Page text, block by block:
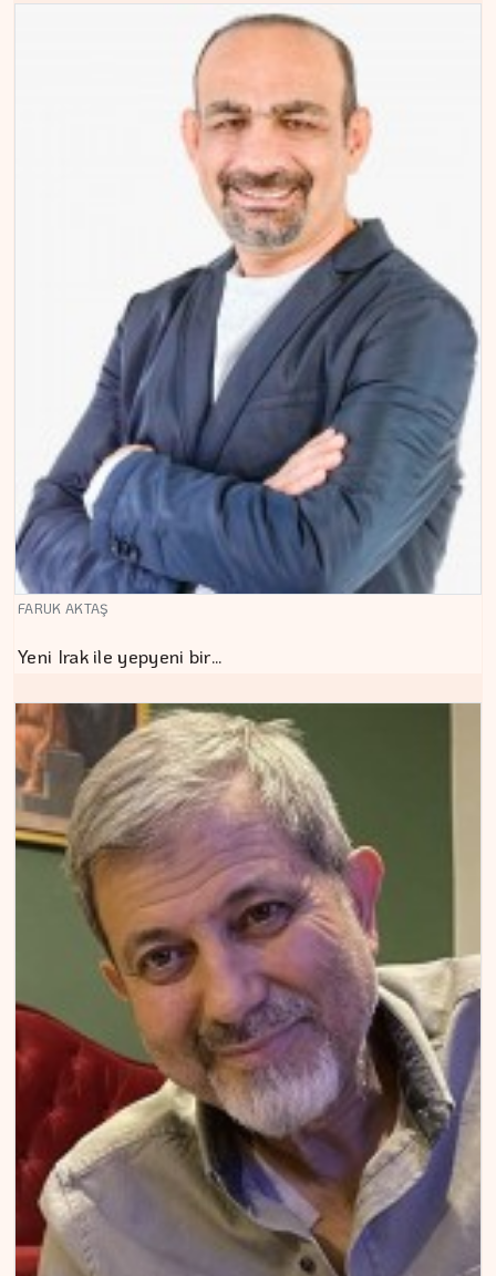
FARUK AKTAŞ
Yeni Irak ile yepyeni bir…